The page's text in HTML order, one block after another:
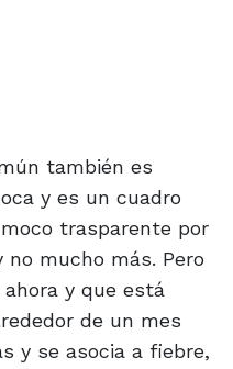
también es
y es un cuadro
trasparente por
mucho más. Pero
y que está
de un mes
y se asocia a fiebre,